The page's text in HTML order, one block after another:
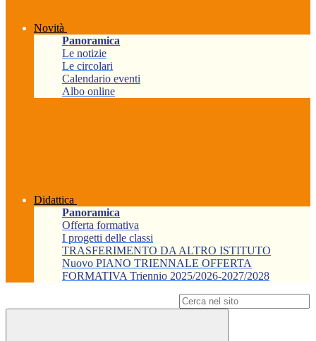
Novità
Panoramica
Le notizie
Le circolari
Calendario eventi
Albo online
Didattica
Panoramica
Offerta formativa
I progetti delle classi
TRASFERIMENTO DA ALTRO ISTITUTO
Nuovo PIANO TRIENNALE OFFERTA
FORMATIVA Triennio 2025/2026-2027/2028